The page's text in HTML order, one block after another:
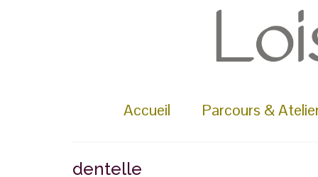
Accueil Parcours &
dentelle